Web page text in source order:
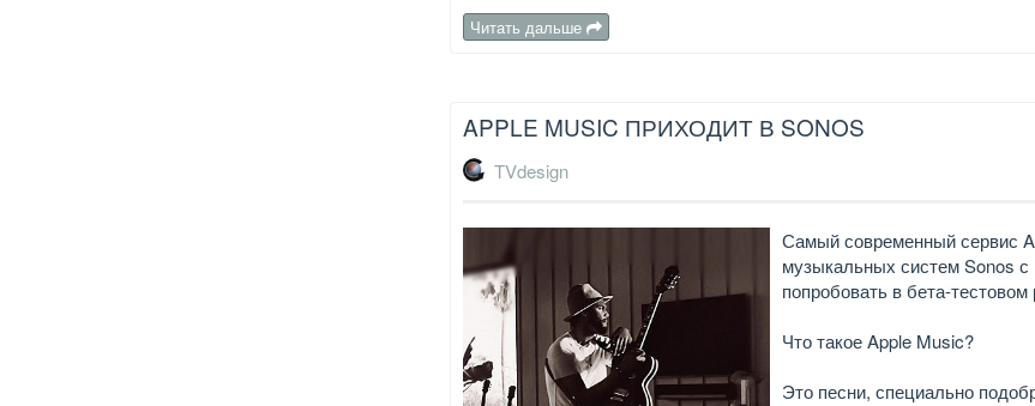
Читать дальше
APPLE MUSIC ПРИХОДИТ В SONOS
TVdesign
Самый современный сервис
музыкальных систем Sonos с
попробовать в бета-
Что такое Apple Music?
Это песни, специально